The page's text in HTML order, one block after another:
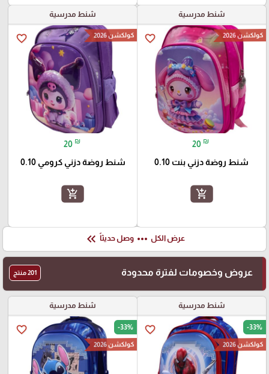
شنط مدرسية
favorite_border كولكشن 2026
20 ₪
شنط روضة دزني بنت 0.10
add_shopping_cart
شنط مدرسية
favorite_border كولكشن 2026
20 ₪
شنط روضة دزني كرومي 0.10
add_shopping_cart
عرض الكل more_horiz وصل حديثاً keyboard_double_arrow_left
عروض وخصومات لفترة محدودة 201 منتج
شنط مدرسية
favorite_border -33%
كولكشن 2026
شنط مدرسية
favorite_border -33%
كولكشن 2026